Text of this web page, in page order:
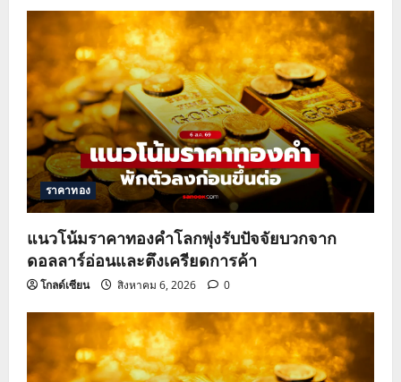
v
i
g
a
t
i
o
n
ราคาทอง
แนวโน้มราคาทองคำโลกพุ่งรับปัจจัยบวกจาก
ดอลลาร์อ่อนและตึงเครียดการค้า
โกลด์เซียน สิงหาคม 6, 2026 0